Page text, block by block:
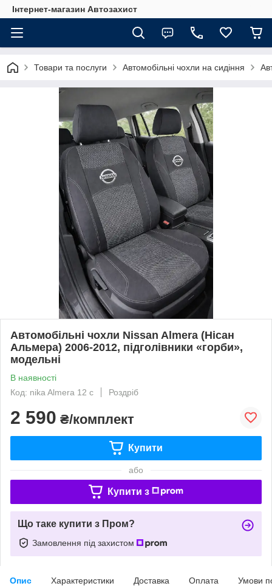
Інтернет-магазин Автозахист
Товари та послуги Автомобільні чохли на сидіння
Автомобільні чохли Nissan Almera (Нісан
Альмера) 2006-2012, підголівники «горби»,
модельні
В наявності
Код: nika Almera 12 c
Роздріб
2 590 ₴/комплект
Купити
або
Купити з
Що таке купити з Пром?
Замовлення під захистом
Опис Характеристики Доставка Оплата Умови